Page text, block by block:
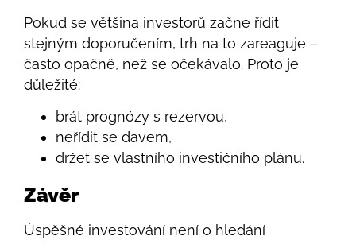
Pokud se většina investorů začne řídit
stejným doporučením, trh na to zareaguje –
často opačně, než se očekávalo. Proto je
důležité:
brát prognózy s rezervou,
neřídit se davem,
držet se vlastního investičního plánu.
Závěr
Úspěšné investování není o hledání